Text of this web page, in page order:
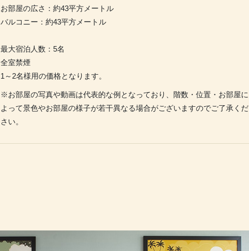
お部屋の広さ：約43平方メートル
バルコニー：約43平方メートル
最大宿泊人数：5名
全室禁煙
1～2名様用の価格となります。
※お部屋の写真や動画は代表的な例となっており、階数・位置・お部屋に
よって景色やお部屋の様子が若干異なる場合がございますのでご了承くだ
さい。